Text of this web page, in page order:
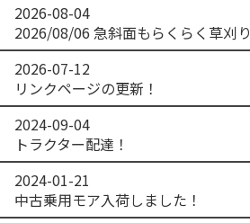
2026-08-04
2026/08/06 急斜面もらくらく草刈り
2026-07-12
リンクページの更新！
2024-09-04
トラクター配達！
2024-01-21
中古乗用モア入荷しました！